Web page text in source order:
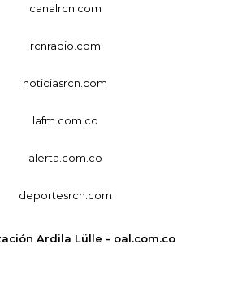
canalrcn.com
rcnradio.com
noticiasrcn.com
lafm.com.co
alerta.com.co
deportesrcn.com
Ardila Lülle - oal.com.co